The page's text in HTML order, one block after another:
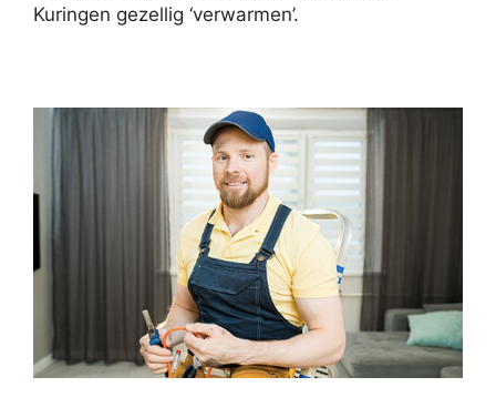
Kuringen gezellig ‘verwarmen’.